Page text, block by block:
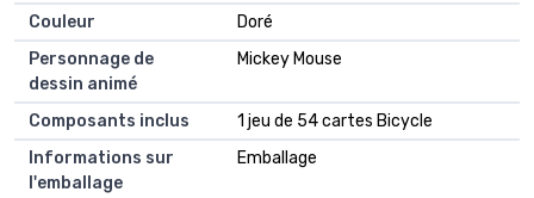
Couleur
Doré
Personnage de
dessin animé
Mickey Mouse
Composants inclus
1 jeu de 54 cartes Bicycle
Informations sur
l'emballage
Emballage